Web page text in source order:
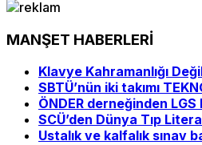
MANŞET HABERLERİ
Klavye Kahramanlığı
SBTÜ’nün iki takımı
ÖNDER derneğinden
SCÜ’den Dünya Tıp
Ustalık ve kalfalık sınav